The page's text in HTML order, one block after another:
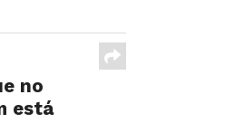
no
está